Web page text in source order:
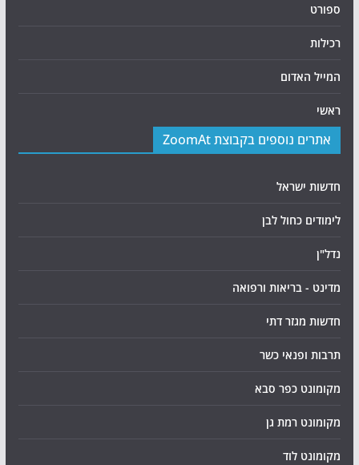
ספורט
רכילות
המייל האדום
ראשי
אתרים נוספים בקבוצת ZoomAt
חדשות ישראל
לימודים כחול לבן
נדל"ן
מדינט - בריאות ורפואה
חדשות מגזר דתי
תרבות ופנאי כשר
מקומונט כפר סבא
מקומונט רמת גן
מקומונט לוד